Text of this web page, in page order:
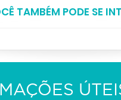
TAMBÉM PODE SE